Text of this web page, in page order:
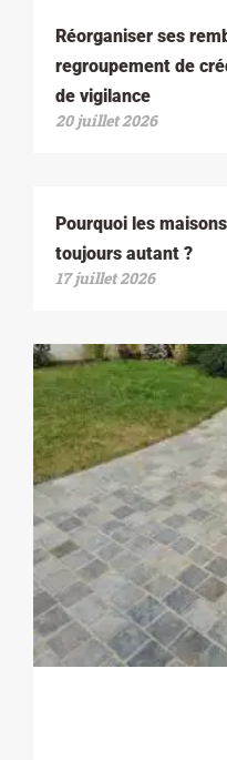
Réorganiser ses
regroupement de
de vigilance
20 juillet 2026
Pourquoi les
toujours autant ?
17 juillet 2026